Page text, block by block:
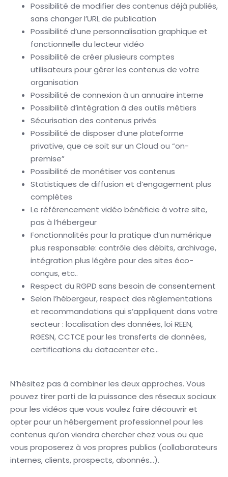
Possibilité de modifier des contenus déjà publiés,
sans changer l’URL de publication
Possibilité d’une personnalisation graphique et
fonctionnelle du lecteur vidéo
Possibilité de créer plusieurs comptes
utilisateurs pour gérer les contenus de votre
organisation
Possibilité de connexion à un annuaire interne
Possibilité d’intégration à des outils métiers
Sécurisation des contenus privés
Possibilité de disposer d’une plateforme
privative, que ce soit sur un Cloud ou “on-
premise”
Possibilité de monétiser vos contenus
Statistiques de diffusion et d’engagement plus
complètes
Le référencement vidéo bénéficie à votre site,
pas à l’hébergeur
Fonctionnalités pour la pratique d’un numérique
plus responsable: contrôle des débits, archivage,
intégration plus légère pour des sites éco-
conçus, etc..
Respect du RGPD sans besoin de consentement
Selon l’hébergeur, respect des réglementations
et recommandations qui s’appliquent dans votre
secteur : localisation des données, loi REEN,
RGESN, CCTCE pour les transferts de données,
certifications du datacenter etc…
N’hésitez pas à combiner les deux approches. Vous
pouvez tirer parti de la puissance des réseaux sociaux
pour les vidéos que vous voulez faire découvrir et
opter pour un hébergement professionnel pour les
contenus qu’on viendra chercher chez vous ou que
vous proposerez à vos propres publics (collaborateurs
internes, clients, prospects, abonnés…).